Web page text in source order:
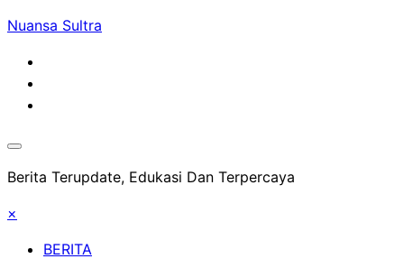
Skip
content
Nuansa Sultra
Berita Terupdate, Edukasi Dan Terpercaya
×
BERITA